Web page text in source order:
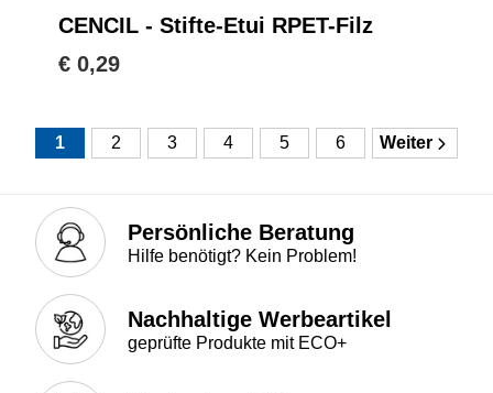
CENCIL - Stifte-Etui RPET-Filz
€ 0,29
1 2 3 4 5 6 Weiter
Persönliche Beratung
Hilfe benötigt? Kein Problem!
Nachhaltige Werbeartikel
geprüfte Produkte mit ECO+